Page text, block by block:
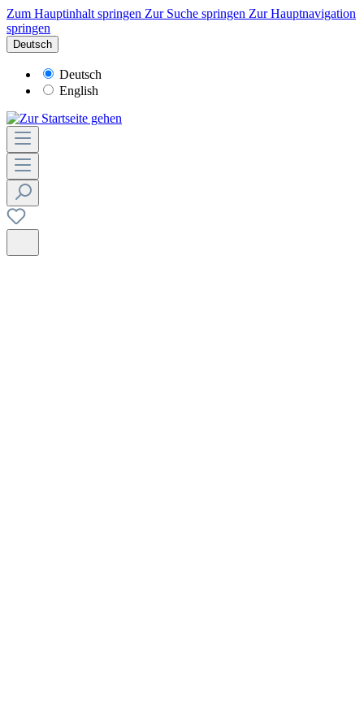
Zum Hauptinhalt springen Zur Suche springen Zur Hauptnavigation
springen
Deutsch
Deutsch
English